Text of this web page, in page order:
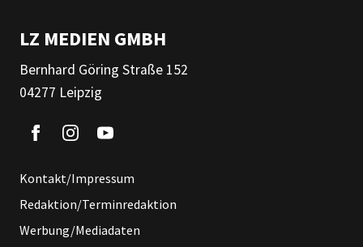
LZ MEDIEN GMBH
Bernhard Göring Straße 152
04277 Leipzig
Kontakt/Impressum
Redaktion/Terminredaktion
Werbung/Mediadaten